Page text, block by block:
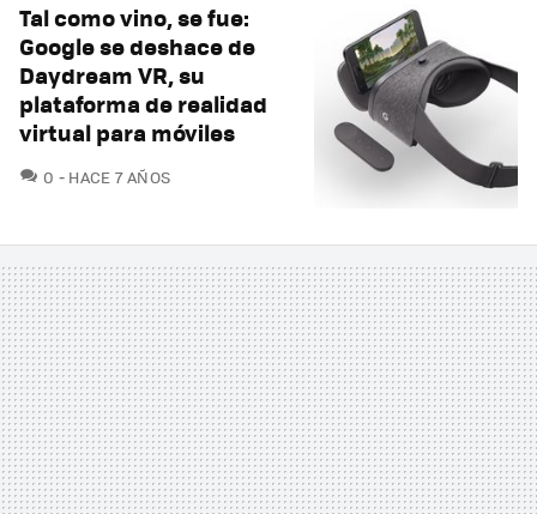
Tal como vino, se fue:
Google se deshace de
Daydream VR, su
plataforma de realidad
virtual para móviles
0 COMENTARIOS
HACE 7 AÑOS